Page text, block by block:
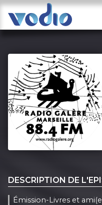
DESCRIPTION DE
Émission-Livres et